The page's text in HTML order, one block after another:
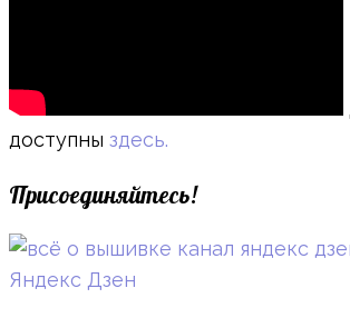
доступны здесь.
Присоединяйтесь!
Яндекс Дзен